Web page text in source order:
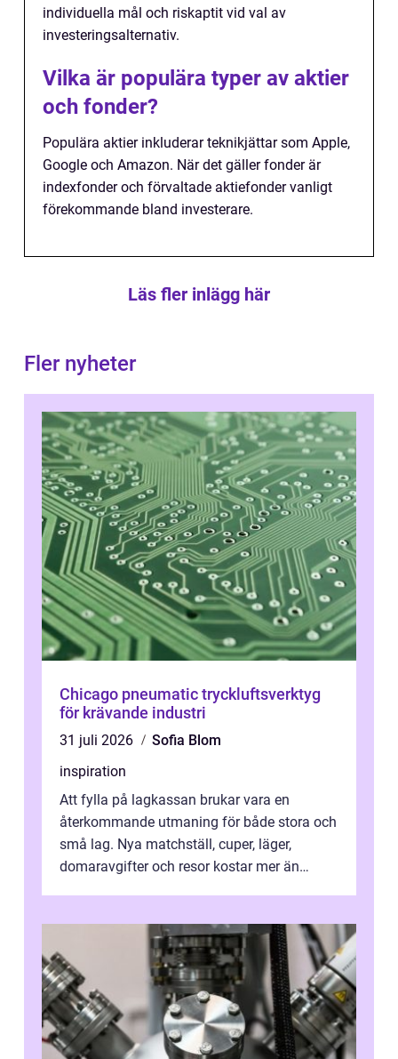
individuella mål och riskaptit vid val av
investeringsalternativ.
Vilka är populära typer av aktier
och fonder?
Populära aktier inkluderar teknikjättar som Apple,
Google och Amazon. När det gäller fonder är
indexfonder och förvaltade aktiefonder vanligt
förekommande bland investerare.
Läs fler inlägg här
Fler nyheter
Chicago pneumatic tryckluftsverktyg
för krävande industri
31 juli 2026
Sofia Blom
inspiration
Att fylla på lagkassan brukar vara en
återkommande utmaning för både stora och
små lag. Nya matchställ, cuper, läger,
domaravgifter och resor kostar mer än